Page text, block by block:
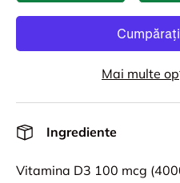
Mai multe
Ingrediente
Vitamina D3 100 mcg